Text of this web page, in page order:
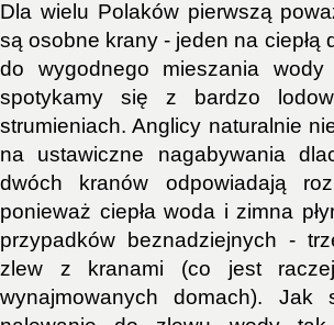
Dla wielu Polaków pierwszą
są osobne krany - jeden na
do wygodnego mieszania
spotykamy się z bardzo
strumieniach. Anglicy naturalnie
na ustawiczne nagabywania
dwóch kranów odpowiadają
ponieważ ciepła woda i zimna
przypadków beznadziejnych -
zlew z kranami (co jest
wynajmowanych domach).